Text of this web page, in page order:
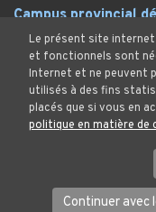
Campus provincial
Rue des
Thy-le-Château
© Province de
Le présent site
et fonctionnels sont
Internet et ne peuvent
utilisés à des fins
placés que si vous en
politique en matière de
Continuer avec